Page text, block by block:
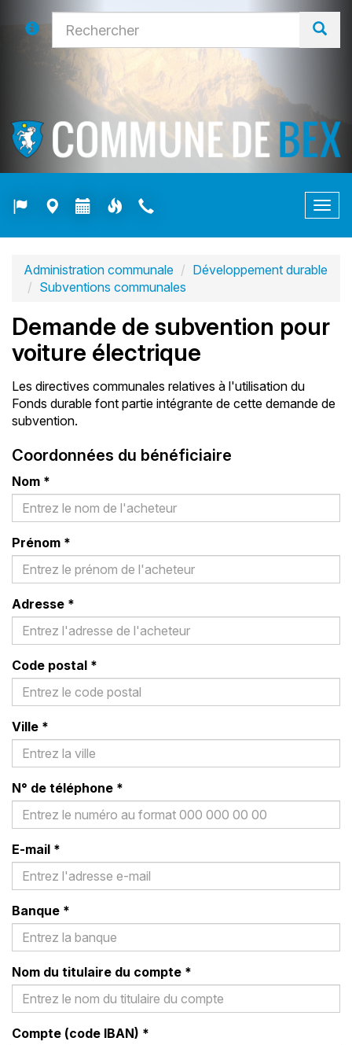
Administration communale
Développement durable
Subventions communales
Demande de subvention pour
voiture électrique
Les directives communales relatives à l'utilisation du
Fonds durable font partie intégrante de cette demande de
subvention.
Coordonnées du bénéficiaire
Nom *
Prénom *
Adresse *
Code postal *
Ville *
N° de téléphone *
E-mail *
Banque *
Nom du titulaire du compte *
Compte (code IBAN) *